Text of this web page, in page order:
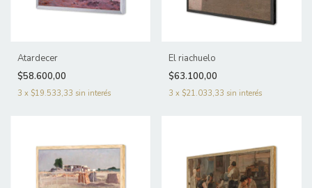
Atardecer
$58.600,00
3 x $19.533,33 sin interés
El riachuelo
$63.100,00
3 x $21.033,33 sin interés